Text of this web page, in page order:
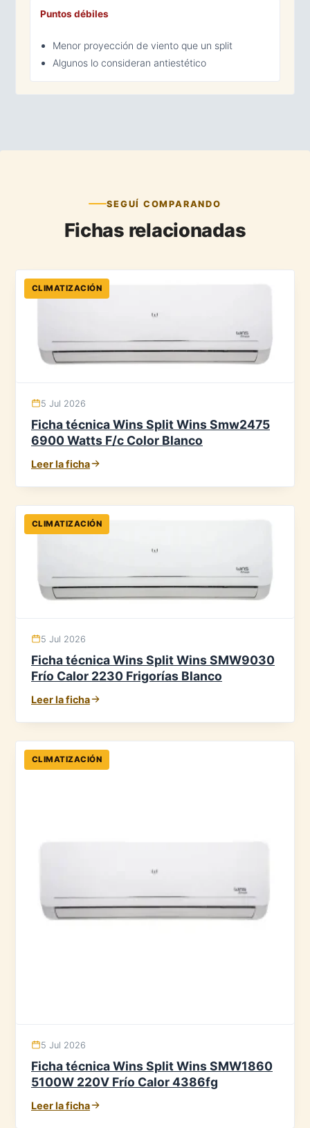
Puntos débiles
Menor proyección de viento que un split
Algunos lo consideran antiestético
SEGUÍ COMPARANDO
Fichas relacionadas
CLIMATIZACIÓN
5 Jul 2026
Ficha técnica Wins Split Wins Smw2475
6900 Watts F/c Color Blanco
Leer la ficha
CLIMATIZACIÓN
5 Jul 2026
Ficha técnica Wins Split Wins SMW9030
Frío Calor 2230 Frigorías Blanco
Leer la ficha
CLIMATIZACIÓN
5 Jul 2026
Ficha técnica Wins Split Wins SMW1860
5100W 220V Frío Calor 4386fg
Leer la ficha